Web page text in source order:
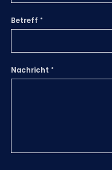
Betreff
Nachricht